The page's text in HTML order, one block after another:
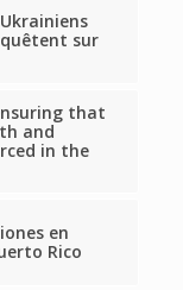
sur
that
and
in the
en
Rico